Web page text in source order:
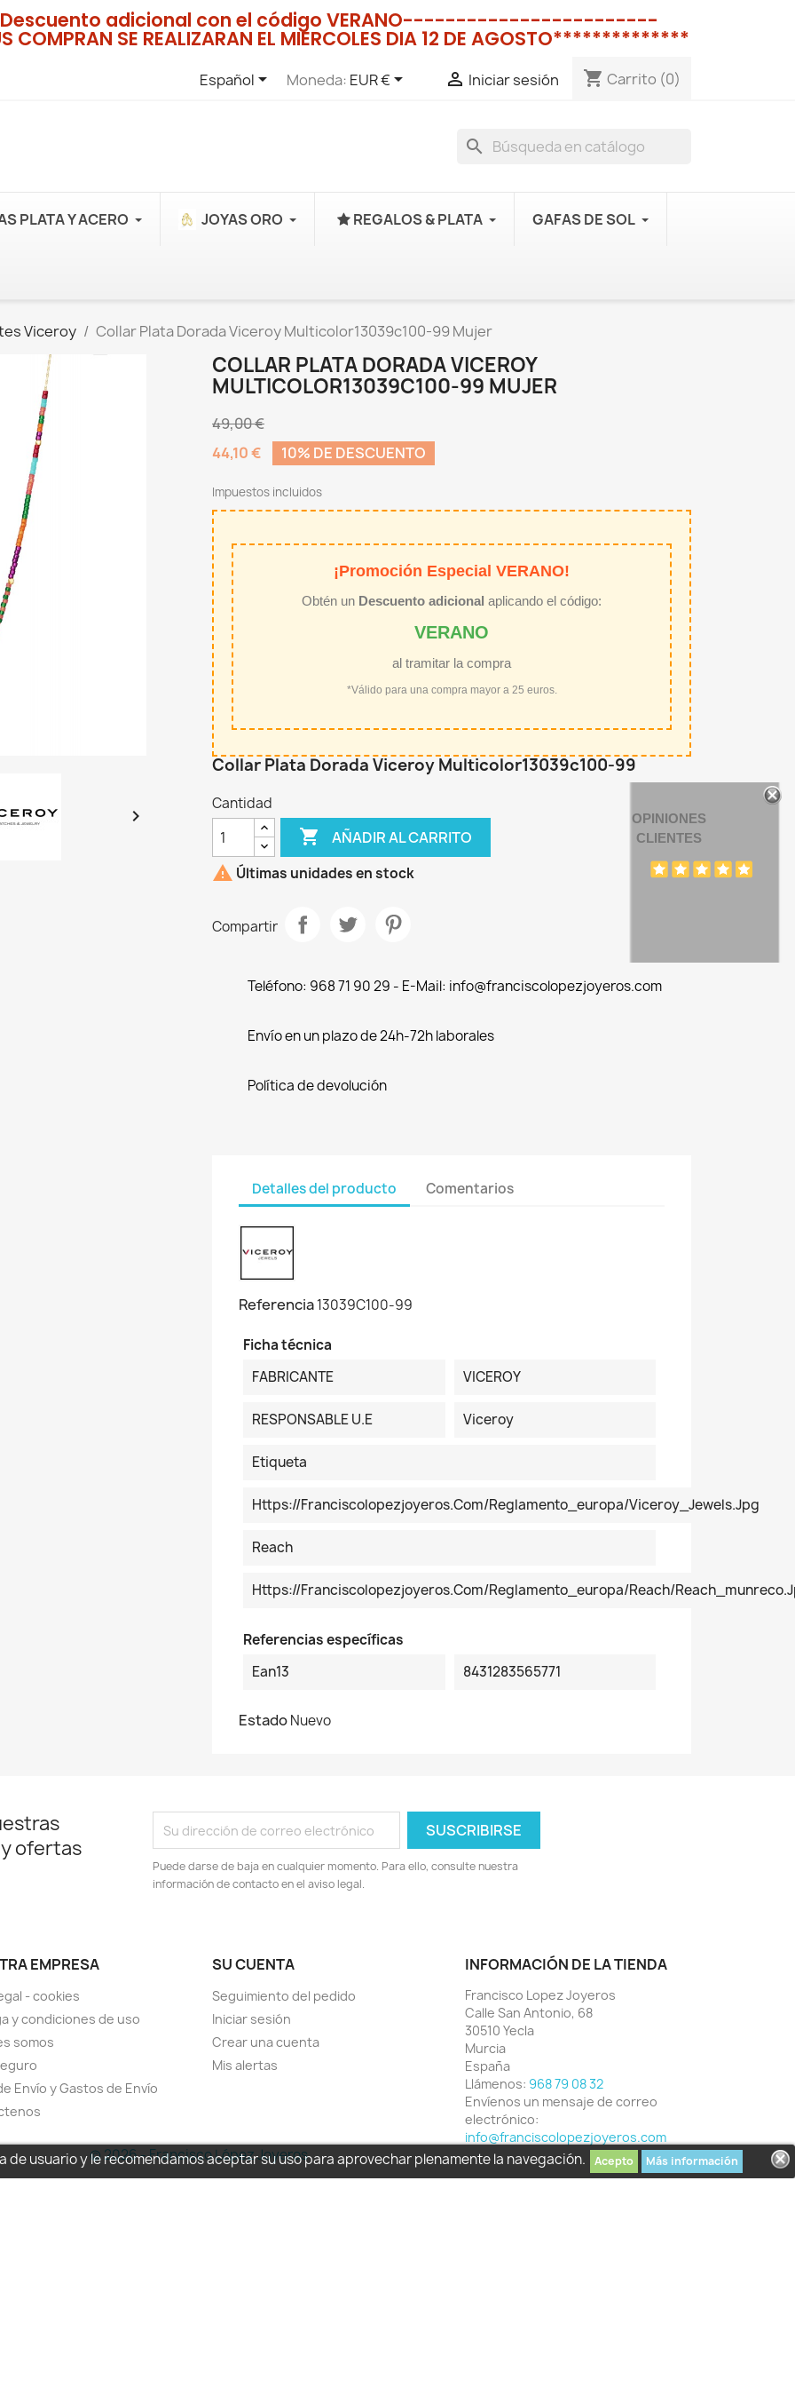
adicional con el código VERANO------------------------
SE REALIZARAN EL MIERCOLES DIA 12 DE AGOSTO**************
Español Moneda: EUR €  Iniciar sesión shopping_cart Carrito (0)
search
usuario y le recomendamos aceptar su uso para aprovechar plenamente la navegación. Acepto Más información
PLATA Y ACERO JOYAS ORO REGALOS & PLATA GAFAS DE SOL
Viceroy Collar Plata Dorada Viceroy Multicolor13039c100-99 Mujer

COLLAR PLATA DORADA VICEROY
MULTICOLOR13039C100-99 MUJER
49,00 €
44,10 €
10% DE DESCUENTO
Impuestos incluidos
¡Promoción Especial VERANO!
Obtén un Descuento adicional aplicando el código:
VERANO
al tramitar la compra
*Válido para una compra mayor a 25 euros.
Collar Plata Dorada Viceroy Multicolor13039c100-99
Cantidad
 AÑADIR AL CARRITO
 Últimas unidades en stock
Compartir
Teléfono: 968 71 90 29 - E-Mail: info@franciscolopezjoyeros.com
Envío en un plazo de 24h-72h laborales
Política de devolución
Detalles del producto Comentarios
Referencia13039C100-99
Ficha técnica
FABRICANTE
VICEROY
RESPONSABLE U.E Viceroy
Etiqueta
Https://franciscolopezjoyeros.com/reglamento_europa/Viceroy_Jewels.jpg
Reach
Https://franciscolopezjoyeros.com/reglamento_europa/reach/
Referencias específicas
Ean13
8431283565771
EstadoNuevo
ofertas
Puede darse de baja en cualquier momento. Para ello, consulte nuestra
información de contacto en el aviso legal.
EMPRESA
- cookies
y condiciones de uso
somos
Envío y Gastos de Envío
SU CUENTA
Seguimiento del pedido
Iniciar sesión
Crear una cuenta
Mis alertas
INFORMACIÓN DE LA TIENDA
Francisco Lopez Joyeros
Calle San Antonio, 68
30510 Yecla
Murcia
España
Llámenos: 968 79 08 32
Envíenos un mensaje de correo
electrónico:
info@franciscolopezjoyeros.com
OPINIONES
CLIENTES
© 2026 - Francisco López Joyeros